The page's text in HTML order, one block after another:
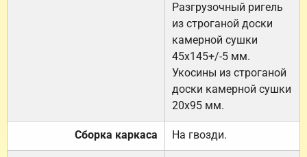
Разгрузочный ригель
из строганой доски
камерной сушки
45х145+/-5 мм.
Укосины из строганой
доски камерной сушки
20х95 мм.
Сборка каркаса На гвозди.